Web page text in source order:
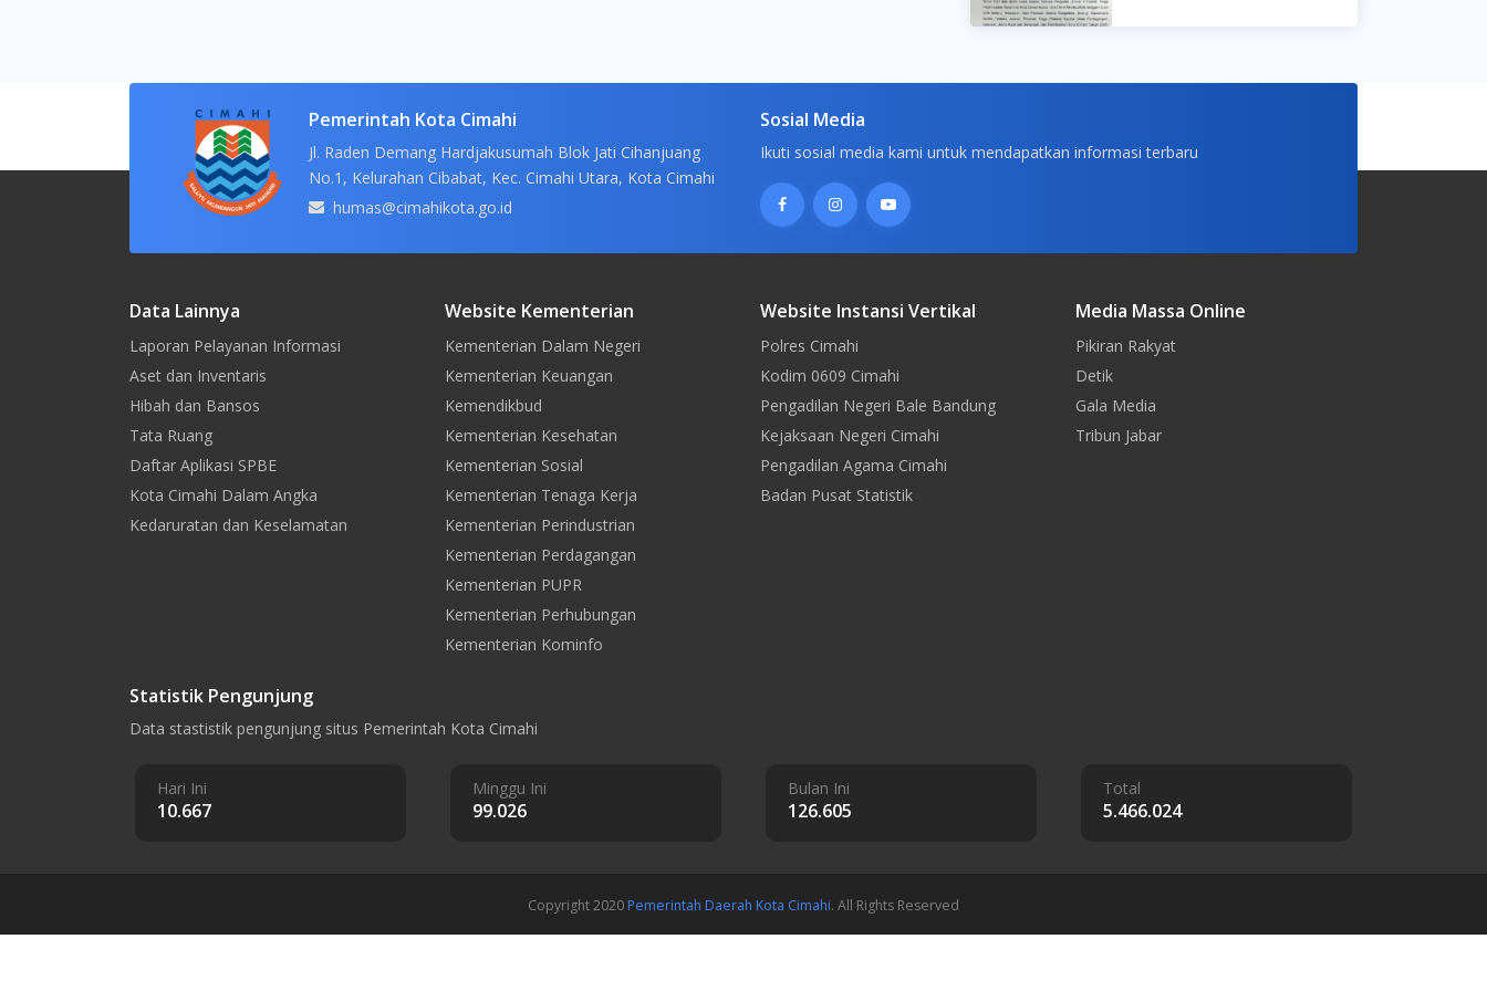
Pemerintah Kota Cimahi
Jl. Raden Demang Hardjakusumah Blok Jati Cihanjuang
No.1, Kelurahan Cibabat, Kec. Cimahi Utara, Kota Cimahi
humas@cimahikota.go.id
Sosial Media
Ikuti sosial media kami untuk mendapatkan informasi terbaru
Data Lainnya
Laporan Pelayanan Informasi
Aset dan Inventaris
Hibah dan Bansos
Tata Ruang
Daftar Aplikasi SPBE
Kota Cimahi Dalam Angka
Kedaruratan dan Keselamatan
Website Kementerian
Kementerian Dalam Negeri
Kementerian Keuangan
Kemendikbud
Kementerian Kesehatan
Kementerian Sosial
Kementerian Tenaga Kerja
Kementerian Perindustrian
Kementerian Perdagangan
Kementerian PUPR
Kementerian Perhubungan
Kementerian Kominfo
Website Instansi Vertikal
Polres Cimahi
Kodim 0609 Cimahi
Pengadilan Negeri Bale Bandung
Kejaksaan Negeri Cimahi
Pengadilan Agama Cimahi
Badan Pusat Statistik
Media Massa Online
Pikiran Rakyat
Detik
Gala Media
Tribun Jabar
Statistik Pengunjung
Data stastistik pengunjung situs Pemerintah Kota Cimahi
Hari Ini
10.667
Minggu Ini
99.026
Bulan Ini
126.605
Total
5.466.024
Copyright 2020 Pemerintah Daerah Kota Cimahi. All Rights Reserved